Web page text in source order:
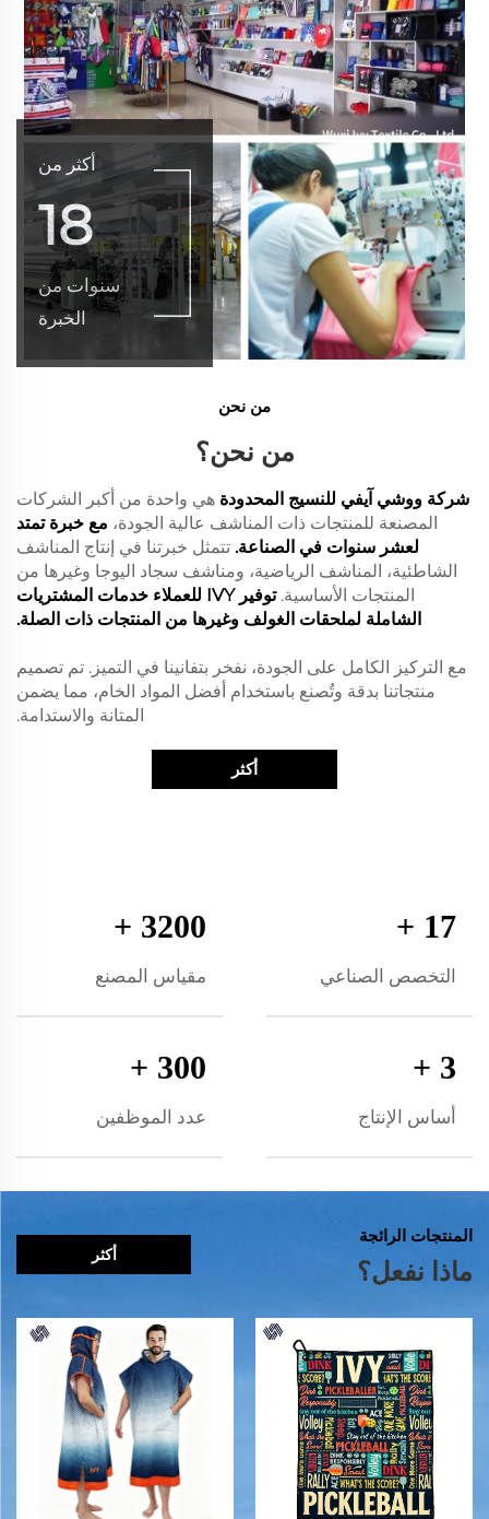
أكثر من
18
سنوات من
الخبرة
من نحن
من نحن؟
شركة ووشي آيفي للنسيج المحدودة هي واحدة من أكبر الشركات
المصنعة للمنتجات ذات المناشف عالية الجودة، مع خبرة تمتد
لعشر سنوات في الصناعة. تتمثل خبرتنا في إنتاج المناشف
الشاطئية، المناشف الرياضية، ومناشف سجاد اليوجا وغيرها من
المنتجات الأساسية.
توفير IVY للعملاء خدمات المشتريات
الشاملة لملحقات الغولف وغيرها من المنتجات ذات الصلة.
مع التركيز الكامل على الجودة، نفخر بتفانينا في التميز. تم تصميم
منتجاتنا بدقة وتُصنع باستخدام أفضل المواد الخام، مما يضمن
المتانة والاستدامة.
أكثر
17
+
التخصص الصناعي
3200
+
مقياس المصنع
3
+
أساس الإنتاج
300
+
عدد الموظفين
المنتجات الرائجة
ماذا نفعل؟
أكثر